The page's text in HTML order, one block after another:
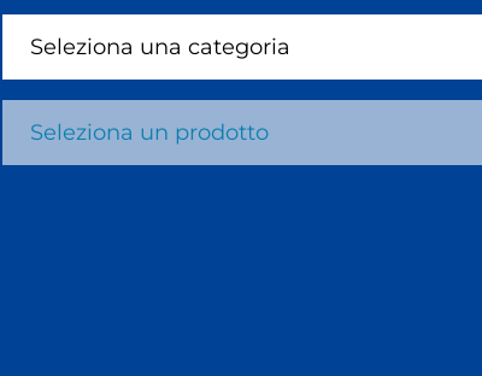
Seleziona una categoria
Seleziona un prodotto